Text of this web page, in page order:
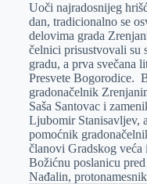
e
r
I
n
s
A
p
p
a
i
l
Uoči najradosnijeg
dan, tradicionalno se
delovima grada
čelnici prisustvovali su
gradu, a prva svečana
Presvete Bogorodice.
gradonačelnik
Saša Santovac i
Ljubomir Stanisavljev,
pomoćnik
članovi Gradskog veća
Božićnu poslanicu
Nađalin,